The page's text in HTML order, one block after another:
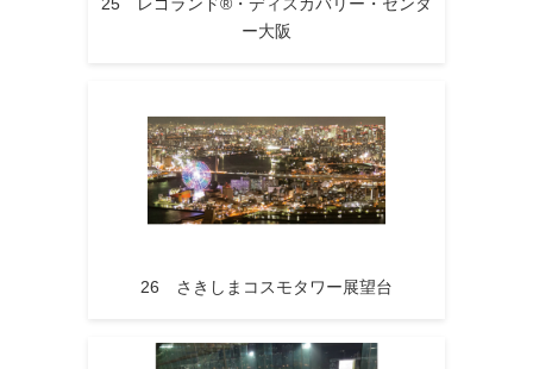
ー大阪
26 さきしまコスモタワー展望台